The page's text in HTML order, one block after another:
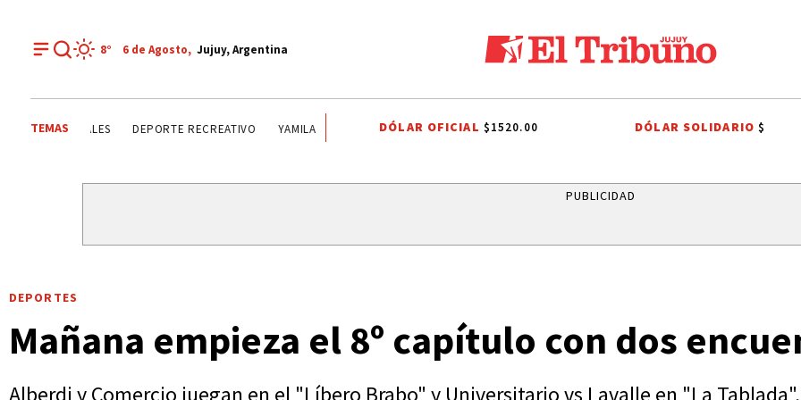
8° 6 de Agosto, Jujuy, Argentina
TEMAS
ESTATALES DEPORTE RECREATIVO YAMILA CHAVES LOS ALISOS DIEGO CHACÓN PRIMERA NACIONAL LIGA PROFESIONAL
DÓLAR OFICIAL $1520.00 DÓLAR SOLIDARIO$
PUBLICIDAD
DEPORTES
Mañana empieza el 8º capítulo con dos
Alberdi y Comercio juegan en el "Líbero Brabo" y Universitario vs Lavalle en "La